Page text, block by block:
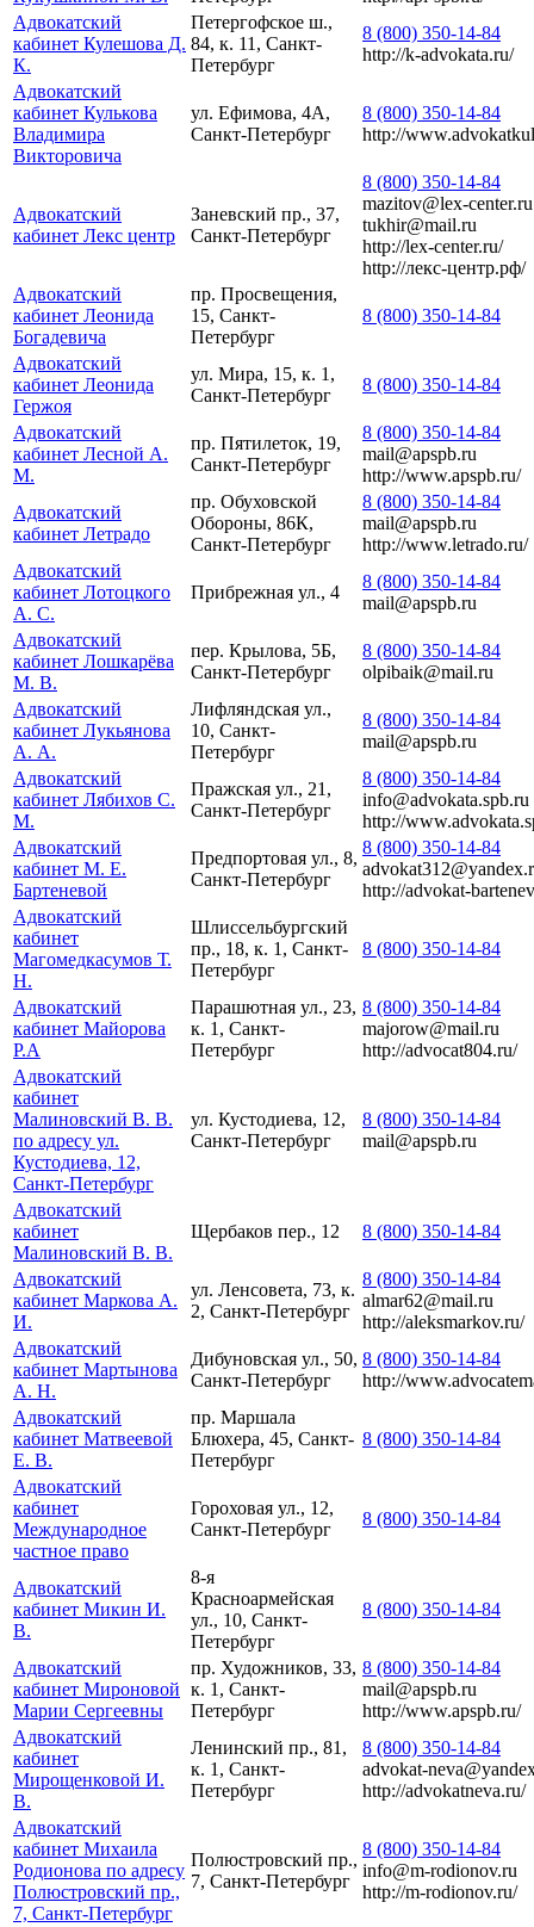
Адвокатский
кабинет Кулешова Д.
К.
Петергофское ш.,
84, к. 11, Санкт-
Петербург
8 (800) 350-14-84
http://k-advokata.ru/
Адвокатский
кабинет Кулькова
Владимира
Викторовича
ул. Ефимова, 4А,
Санкт-Петербург
8 (800) 350-14-84
http://
Адвокатский
кабинет Лекс центр
Заневский пр., 37,
Санкт-Петербург
8 (800) 350-14-84
mazitov@lex-center.ru
tukhir@mail.ru
http://lex-center.ru/
http://лекс-центр.рф/
Адвокатский
кабинет Леонида
Богадевича
пр. Просвещения,
15, Санкт-
Петербург
8 (800) 350-14-84
Адвокатский
кабинет Леонида
Гержоя
ул. Мира, 15, к. 1,
Санкт-Петербург
8 (800) 350-14-84
Адвокатский
кабинет Лесной А.
М.
пр. Пятилеток, 19,
Санкт-Петербург
8 (800) 350-14-84
mail@apspb.ru
http://www.apspb.ru/
Адвокатский
кабинет Летрадо
пр. Обуховской
Обороны, 86К,
Санкт-Петербург
8 (800) 350-14-84
mail@apspb.ru
http://www.letrado.ru/
Адвокатский
кабинет Лотоцкого
А. С.
Прибрежная ул., 4
8 (800) 350-14-84
mail@apspb.ru
Адвокатский
кабинет Лошкарёва
М. В.
пер. Крылова, 5Б,
Санкт-Петербург
8 (800) 350-14-84
olpibaik@mail.ru
Адвокатский
кабинет Лукьянова
А. А.
Лифляндская ул.,
10, Санкт-
Петербург
8 (800) 350-14-84
mail@apspb.ru
Адвокатский
кабинет Лябихов С.
М.
Пражская ул., 21,
Санкт-Петербург
8 (800) 350-14-84
info@advokata.spb.ru
http://
Адвокатский
кабинет М. Е.
Бартеневой
Предпортовая ул., 8,
Санкт-Петербург
8 (800) 350-14-84
http://advokat-
Адвокатский
кабинет
Магомедкасумов Т.
Н.
Шлиссельбургский
пр., 18, к. 1, Санкт-
Петербург
8 (800) 350-14-84
Адвокатский
кабинет Майорова
Р.A
Парашютная ул., 23,
к. 1, Санкт-
Петербург
8 (800) 350-14-84
majorow@mail.ru
http://advocat804.ru/
Адвокатский
кабинет
Малиновский В. В.
по адресу ул.
Кустодиева, 12,
Санкт-Петербург
ул. Кустодиева, 12,
Санкт-Петербург
8 (800) 350-14-84
mail@apspb.ru
Адвокатский
кабинет
Малиновский В. В.
Щербаков пер., 12 8 (800) 350-14-84
Адвокатский
кабинет Маркова А.
И.
ул. Ленсовета, 73, к.
2, Санкт-Петербург
8 (800) 350-14-84
almar62@mail.ru
http://aleksmarkov.ru/
Адвокатский
кабинет Мартынова
А. Н.
Дибуновская ул., 50,
Санкт-Петербург
8 (800) 350-14-84
http://
Адвокатский
кабинет Матвеевой
Е. В.
пр. Маршала
Блюхера, 45, Санкт-
Петербург
8 (800) 350-14-84
Адвокатский
кабинет
Международное
частное право
Гороховая ул., 12,
Санкт-Петербург
8 (800) 350-14-84
Адвокатский
кабинет Микин И.
В.
8-я
Красноармейская
ул., 10, Санкт-
Петербург
8 (800) 350-14-84
Адвокатский
кабинет Мироновой
Марии Сергеевны
пр. Художников, 33,
к. 1, Санкт-
Петербург
8 (800) 350-14-84
mail@apspb.ru
http://www.apspb.ru/
Адвокатский
кабинет
Мирощенковой И.
В.
Ленинский пр., 81,
к. 1, Санкт-
Петербург
8 (800) 350-14-84
advokat-
http://advokatneva.ru/
Адвокатский
кабинет Михаила
Родионова по адресу
Полюстровский пр.,
7, Санкт-Петербург
Полюстровский пр.,
7, Санкт-Петербург
8 (800) 350-14-84
info@m-rodionov.ru
http://m-rodionov.ru/